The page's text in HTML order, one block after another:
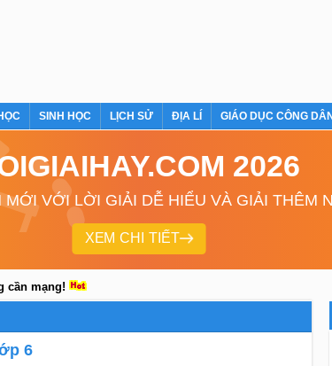
SINH HỌC LỊCH SỬ ĐỊA LÍ GIÁO DỤC CÔNG DÂN
2026
VỚI LỜI GIẢI DỄ HIỂU VÀ GIẢI THÊM
XEM CHI TIẾT
cần mạng!
6